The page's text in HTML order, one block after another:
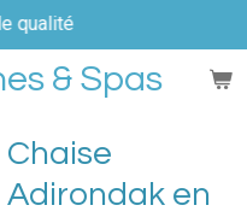
& Spas
qualité
Chaise
Adirondak en